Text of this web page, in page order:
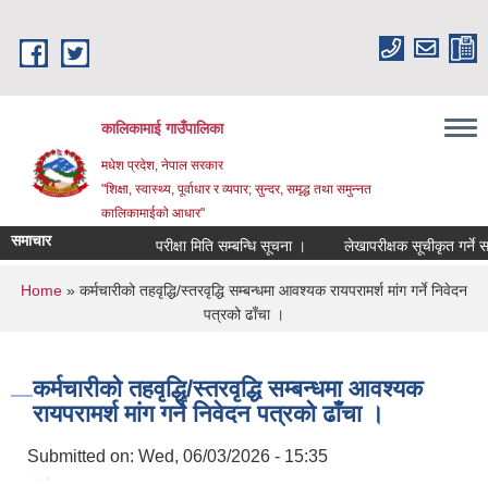
कालिकामाई गाउँपालिका
मधेश प्रदेश, नेपाल सरकार
"शिक्षा, स्वास्थ्य, पूर्वाधार र व्यपार; सुन्दर, समृद्ध तथा समुन्नत
कालिकामाईको आधार"
समाचार परीक्षा मिति सम्बन्धि सूचना । लेखापरीक्षक सूचीकृत गर्ने
You are here
Home » कर्मचारीको तहवृद्धि/स्तरवृद्धि सम्बन्धमा आवश्यक रायपरामर्श मांग गर्ने निवेदन
पत्रको ढाँचा ।
कर्मचारीको तहवृद्धि/स्तरवृद्धि सम्बन्धमा आवश्यक
रायपरामर्श मांग गर्ने निवेदन पत्रको ढाँचा ।
Submitted on: Wed, 06/03/2026 - 15:35